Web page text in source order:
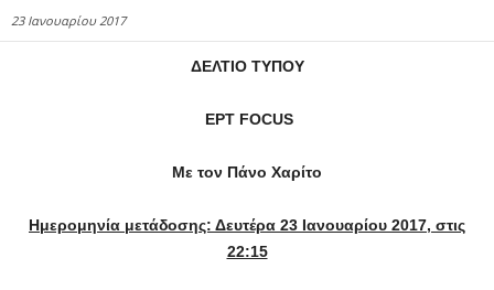
23 Ιανουαρίου 2017
ΔΕΛΤΙΟ ΤΥΠΟΥ
ΕΡΤ FOCUS
Με τον Πάνο Χαρίτο
Ημερομηνία μετάδοσης: Δευτέρα 23 Ιανουαρίου 2017, στις
22:15